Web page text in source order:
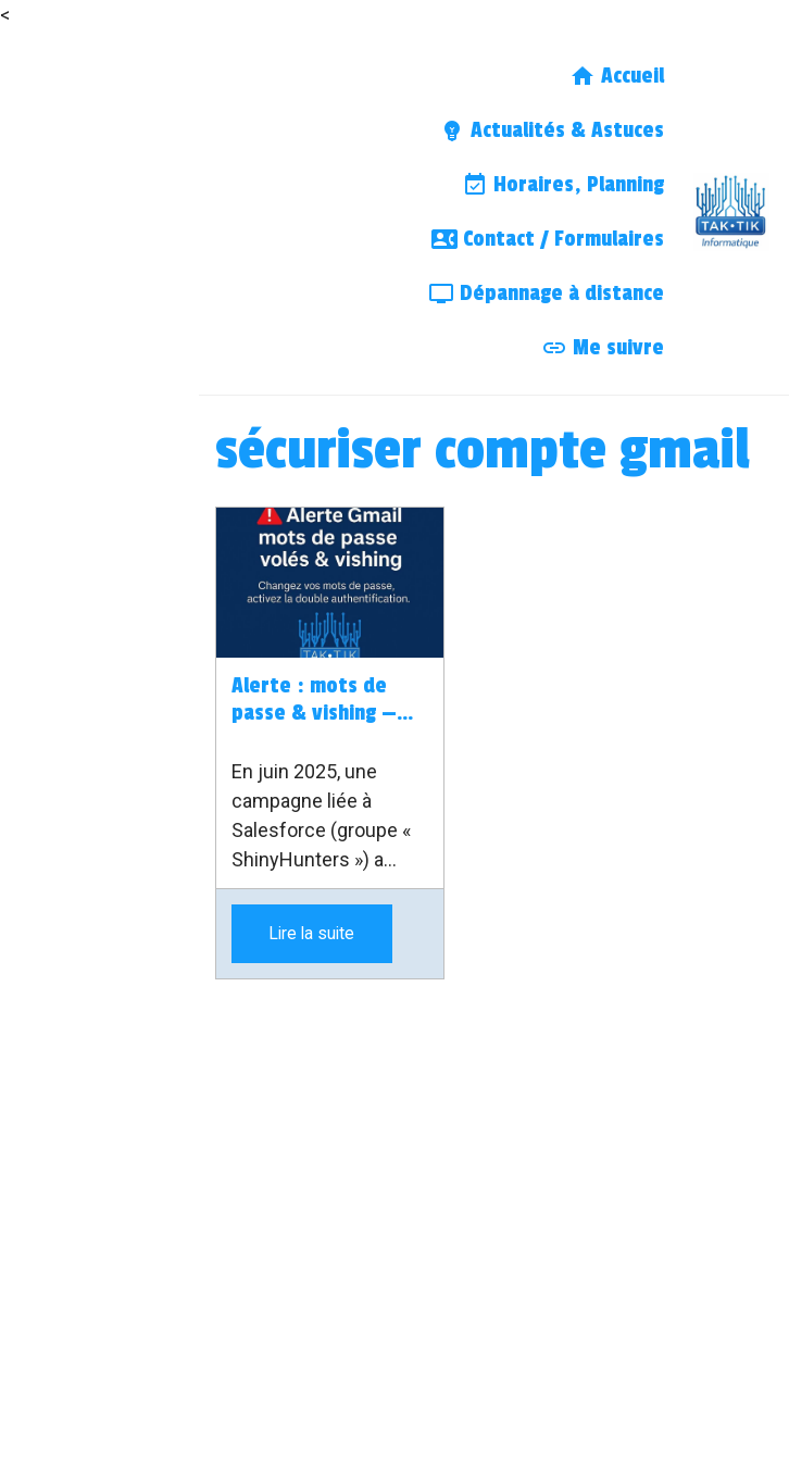
<
Accueil
Actualités & Astuces
Horaires, Planning
Contact / Formulaires
Dépannage à distance
Me suivre
sécuriser compte gmail
Alerte : mots de
passe & vishing —
En juin 2025, une
campagne liée à
Salesforce (groupe «
ShinyHunters ») a
exposé des données
Ads. Les mots de
passe Gmail n’ont pas
Lire la suite